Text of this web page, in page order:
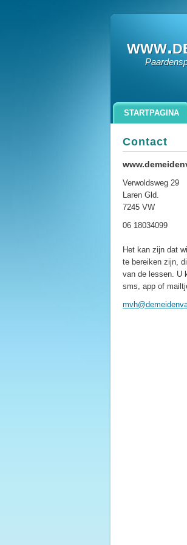
Contact
Verwoldsweg 29
Laren Gld.
7245 VW
06 18034099
Het kan zijn dat
te bereiken zijn,
van de lessen. U
sms, app of
mvh@deme
STARTPAGINA